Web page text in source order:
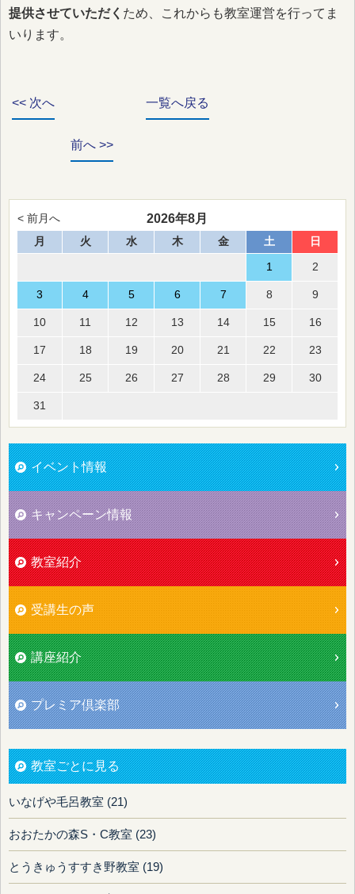
提供させていただく ため、これからも教室運営を行ってま
いります。
<< 次へ 一覧へ戻る
前へ >>
< 前月へ 2026年8月
月 火 水 木 金 土 日
1 2
3 4 5 6 7 8 9
10 11 12 13 14 15 16
17 18 19 20 21 22 23
24 25 26 27 28 29 30
31
イベント情報
キャンペーン情報
教室紹介
受講生の声
講座紹介
プレミア倶楽部
教室ごとに見る
いなげや毛呂教室 (21)
おおたかの森S・C教室 (23)
とうきゅうすすき野教室 (19)